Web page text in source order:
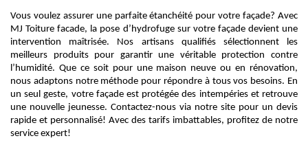
Vous voulez assurer une parfaite étanchéité pour votre façade? Avec
MJ Toiture facade, la pose d’hydrofuge sur votre façade devient une
intervention maîtrisée. Nos artisans qualifiés sélectionnent les
meilleurs produits pour garantir une véritable protection contre
l’humidité. Que ce soit pour une maison neuve ou en rénovation,
nous adaptons notre méthode pour répondre à tous vos besoins. En
un seul geste, votre façade est protégée des intempéries et retrouve
une nouvelle jeunesse. Contactez-nous via notre site pour un devis
rapide et personnalisé! Avec des tarifs imbattables, profitez de notre
service expert!